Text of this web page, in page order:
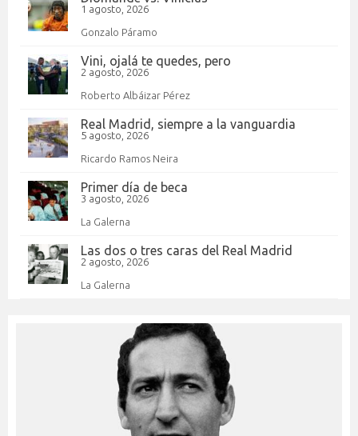
1 agosto, 2026
Gonzalo Páramo
Vini, ojalá te quedes, pero
2 agosto, 2026
Roberto Albáizar Pérez
Real Madrid, siempre a la vanguardia
5 agosto, 2026
Ricardo Ramos Neira
Primer día de beca
3 agosto, 2026
La Galerna
Las dos o tres caras del Real Madrid
2 agosto, 2026
La Galerna